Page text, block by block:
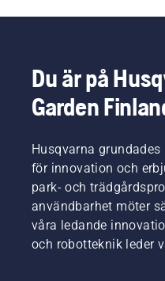
Du är på
Garden
Husqvarna
för innovation och
park- och
användbarhet möter
våra ledande
och robotteknik leder